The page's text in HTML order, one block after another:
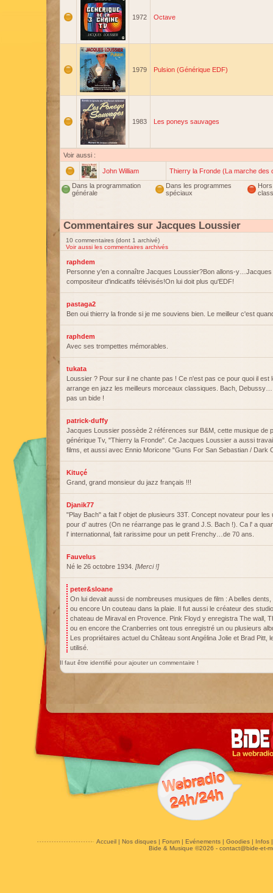
1972 Octave
1979 Pulsion (Générique EDF)
1983 Les poneys sauvages
Voir aussi :
John William
Thierry la Fronde (La marche des
Dans la programmation
générale
Dans les programmes
spéciaux
Hors
Commentaires sur Jacques Loussier
10 commentaires (dont 1 archivé)
Voir aussi les commentaires archivés
raphdem
Personne y'en a connaître Jacques Loussier?Bon allons-y…Jacques
compositeur d'indicatifs télévisés!On lui doit plus qu'EDF!
pastaga2
Ben oui thierry la fronde si je me souviens bien. Le meilleur c'est
raphdem
Avec ses trompettes mémorables.
tukata
Loussier ? Pour sur il ne chante pas ! Ce n'est pas ce pour quoi il est
arrange en jazz les meilleurs morceaux classiques. Bach,
pas un bide !
patrick-duffy
Jacques Loussier possède 2 références sur B&M, cette musique de
générique Tv, "Thierry la Fronde". Ce Jacques Loussier a aussi
films, et aussi avec Ennio Moricone "Guns For San Sebastian / Dark
Kituçé
Grand, grand monsieur du jazz français !!!
Djanik77
"Play Bach" a fait l' objet de plusieurs 33T. Concept novateur pour les
pour d' autres (On ne réarrange pas le grand J.S. Bach !). Ca l' a
l' internationnal, fait rarissime pour un petit Frenchy…de 70 ans.
Fauvelus
Né le 26 octobre 1934. [Merci !]
peter&sloane
On lui devait aussi de nombreuses musiques de film : A belles
ou encore Un couteau dans la plaie. Il fut aussi le créateur des
chateau de Miraval en Provence. Pink Floyd y enregistra The wall,
ou en encore the Cranberries ont tous enregistré un ou plusieurs
Les propriétaires actuel du Château sont Angélina Jolie et Brad Pitt,
utilisé.
Il faut être identifié pour ajouter un commentaire !
Accueil| Nos disques| Forum| Evénements| Goodies| Infos
Bide & Musique ©2026 - contact@bide-et-